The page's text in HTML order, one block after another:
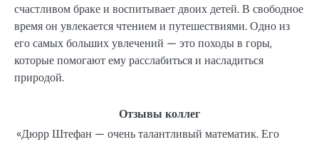
счастливом браке и воспитывает двоих детей. В свободное
время он увлекается чтением и путешествиями. Одно из
его самых больших увлечений — это походы в горы,
которые помогают ему расслабиться и насладиться
природой.
Отзывы коллег
«Дюрр Штефан — очень талантливый математик. Его